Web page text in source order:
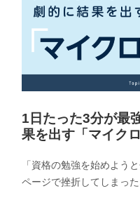
1日たった3分が最
果を出す「マイク
「資格の勉強を始めよう
ページで挫折してしまっ